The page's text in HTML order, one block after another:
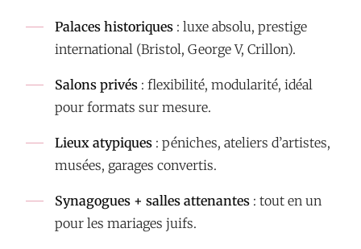
Palaces historiques : luxe absolu, prestige
international (Bristol, George V, Crillon).
Salons privés : flexibilité, modularité, idéal
pour formats sur mesure.
Lieux atypiques : péniches, ateliers d’artistes,
musées, garages convertis.
Synagogues + salles attenantes : tout en un
pour les mariages juifs.